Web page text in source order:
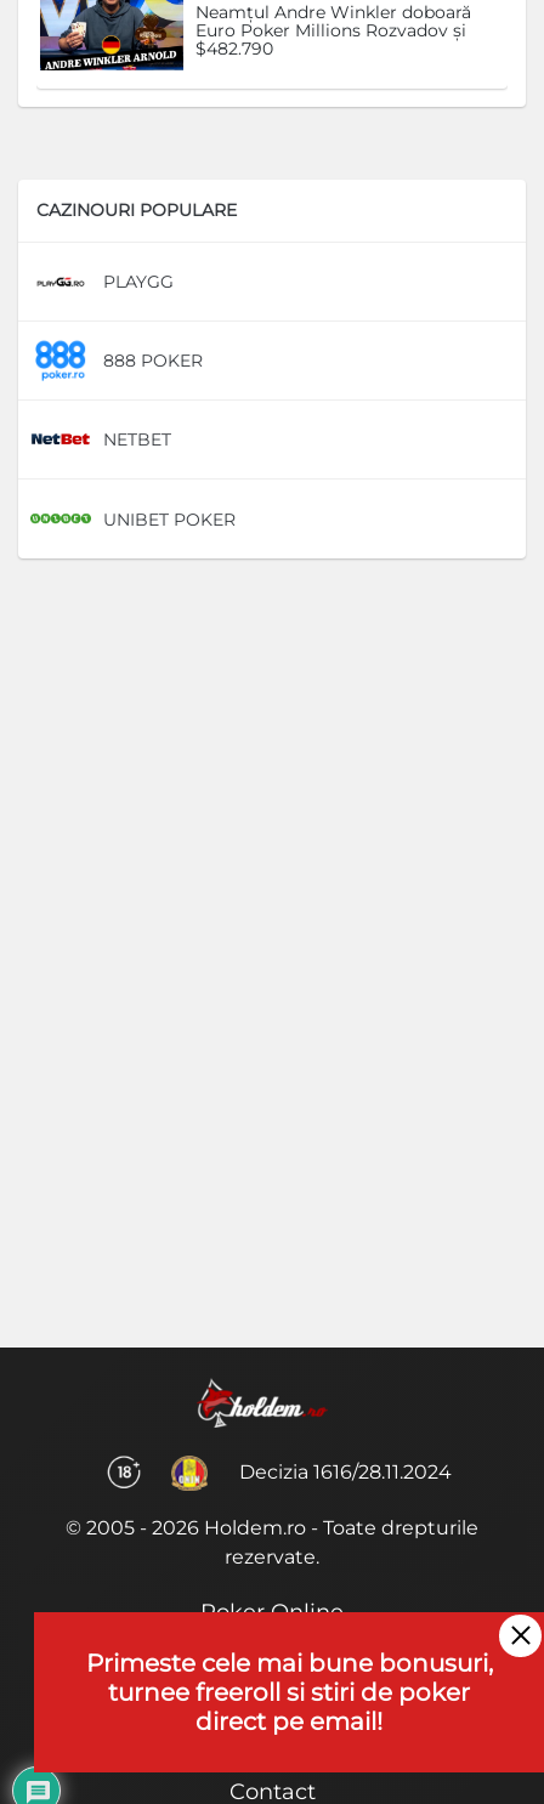
Neamțul Andre Winkler doboară
Euro Poker Millions Rozvadov și
$482.790
CAZINOURI POPULARE
PLAYGG
888 POKER
NETBET
UNIBET POKER
Decizia 1616/28.11.2024
© 2005 - 2026 Holdem.ro - Toate drepturile
rezervate.
Poker Online
Termeni si Conditii
Joaca Poker
Contact
Primeste cele mai bune bonusuri,
turnee freeroll si stiri de poker
direct pe email!